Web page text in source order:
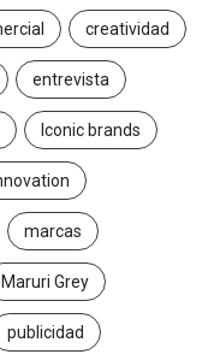
creatividad
entrevista
Iconic brands
marcas
Maruri Grey
publicidad